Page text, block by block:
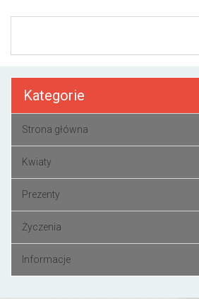
Kategorie
Strona główna
Kwiaty
Prezenty
Życzenia
Informacje